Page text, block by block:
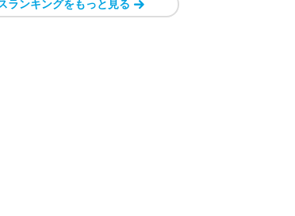
ランキングをもっと見る